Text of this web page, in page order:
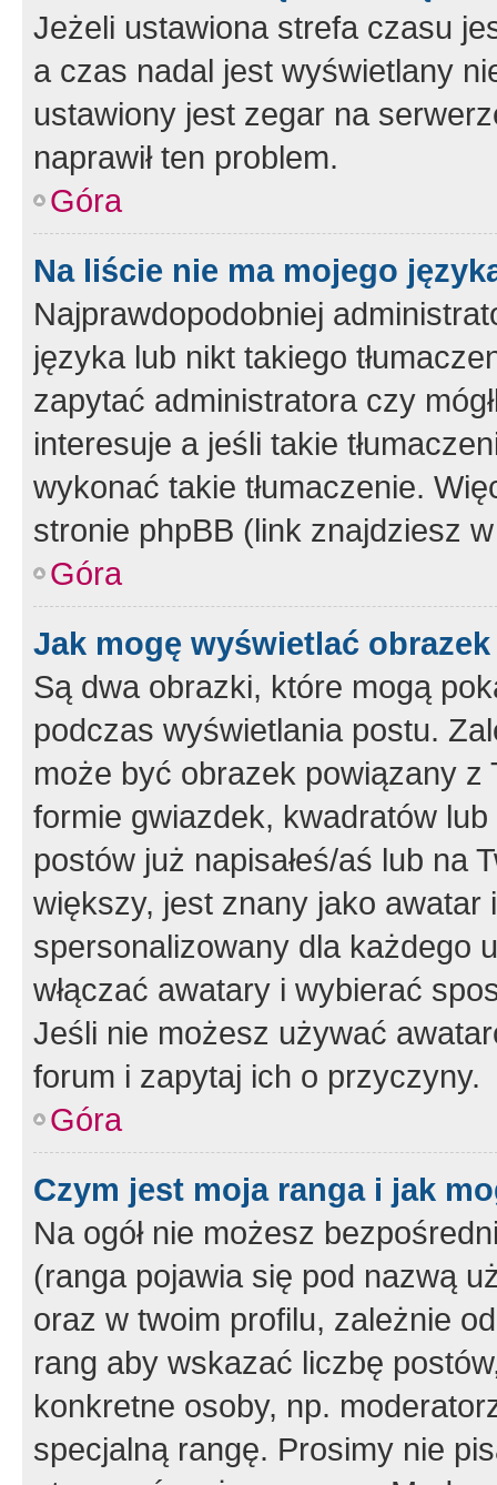
Jeżeli ustawiona strefa czasu
a czas nadal jest wyświetlany
ustawiony jest zegar na
naprawił ten problem.
Góra
Na liście nie ma mojego
Najprawdopodobniej
języka lub nikt takiego
zapytać administratora czy
interesuje a jeśli takie
wykonać takie tłumaczenie.
stronie phpBB (link znajdziesz
Góra
Jak mogę wyświetlać
Są dwa obrazki, które mogą
podczas wyświetlania postu.
może być obrazek powiązany z
formie gwiazdek, kwadratów
postów już napisałeś/aś lub na
większy, jest znany jako
spersonalizowany dla każdego
włączać awatary i wybierać
Jeśli nie możesz używać
forum i zapytaj ich o przyczyny.
Góra
Czym jest moja ranga i jak
Na ogół nie możesz
(ranga pojawia się pod nazwą
oraz w twoim profilu, zależnie
rang aby wskazać liczbę
konkretne osoby, np.
specjalną rangę. Prosimy nie